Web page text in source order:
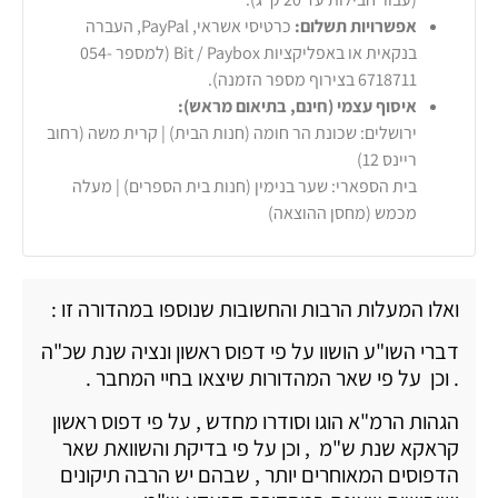
אפשרויות תשלום:
כרטיסי אשראי, PayPal, העברה
בנקאית או באפליקציות Bit / Paybox (למספר 054-
6718711 בצירוף מספר הזמנה).
איסוף עצמי (חינם, בתיאום מראש):
ירושלים: שכונת הר חומה (חנות הבית) | קרית משה (רחוב
ריינס 12)
בית הספארי: שער בנימין (חנות בית הספרים) | מעלה
מכמש (מחסן ההוצאה)
ואלו המעלות הרבות והחשובות שנוספו במהדורה זו :
דברי השו"ע הושוו על פי דפוס ראשון ונציה שנת שכ"ה
. וכן על פי שאר המהדורות שיצאו בחיי המחבר .
הגהות הרמ"א הוגו וסודרו מחדש , על פי דפוס ראשון
קראקא שנת ש"מ , וכן על פי בדיקת והשוואת שאר
הדפוסים המאוחרים יותר , שבהם יש הרבה תיקונים